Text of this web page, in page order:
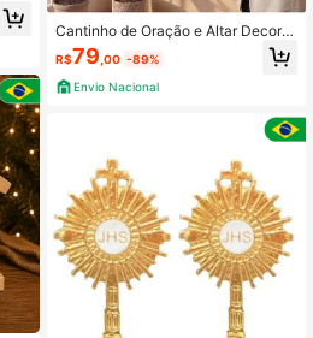
Cantinho de Oração e Altar Decorat
ivo Branco - Prateleira 60x15cm +
Frase Personalizada em Impressão
3D - Suporte preto/Prat Branca
R$79 ,00 -89%
Envio Nacional